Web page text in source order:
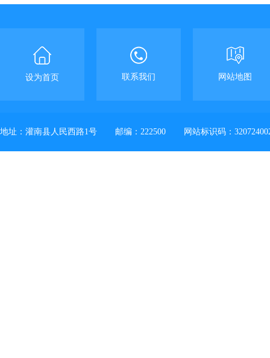
设为首页 联系我们 网站地图
地址：灌南县人民西路1号 邮编：222500 网站标识码：